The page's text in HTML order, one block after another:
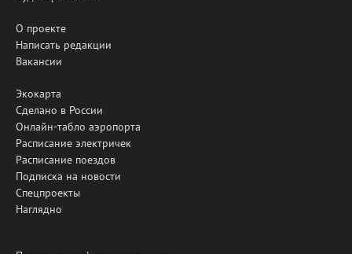
О проекте
Написать редакции
Вакансии
Экокарта
Сделано в России
Онлайн-табло аэропорта
Расписание электричек
Расписание поездов
Подписка на новости
Спецпроекты
Наглядно